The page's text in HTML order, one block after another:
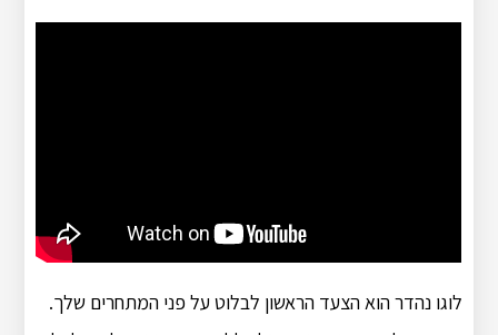
לוגו נהדר הוא הצעד הראשון לבלוט על פני המתחרים שלך.